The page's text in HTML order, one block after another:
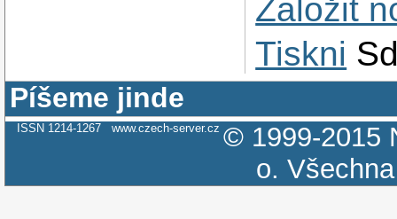
Založit
Tiskni
Píšeme jinde
ISSN 1214-1267 www.czech-server.cz © 1999-2015
o.